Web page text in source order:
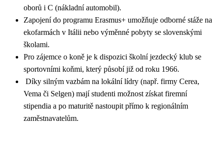
oborů i C (nákladní automobil).
Zapojení do programu Erasmus+ umožňuje odborné stáže na
ekofarmách v Itálii nebo výměnné pobyty se slovenskými
školami.
Pro zájemce o koně je k dispozici školní jezdecký klub se
sportovními koňmi, který působí již od roku 1966.
Díky silným vazbám na lokální lídry (např. firmy Cerea,
Vema či Selgen) mají studenti možnost získat firemní
stipendia a po maturitě nastoupit přímo k regionálním
zaměstnavatelům.